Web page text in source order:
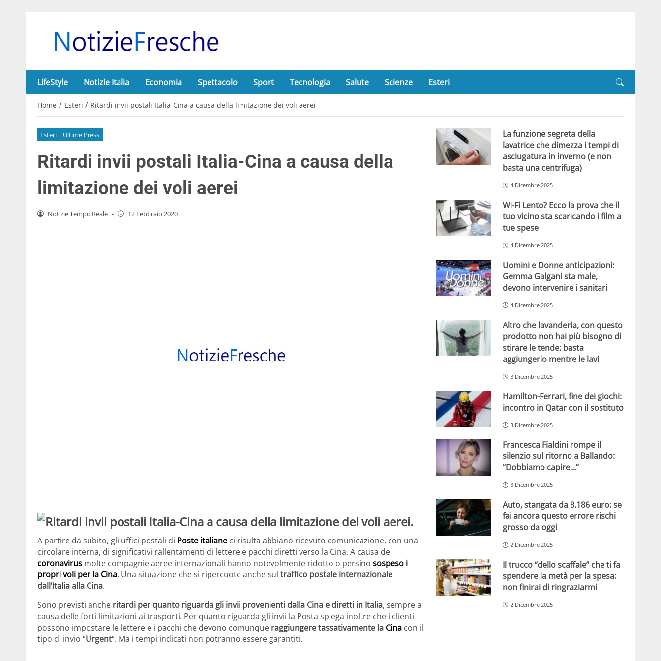
LifeStyle Notizie Italia Economia Spettacolo Sport Tecnologia Salute Scienze Esteri
Home / Esteri / Ritardi invii postali Italia-Cina a causa della limitazione dei voli aerei
Esteri Ultime Press
Ritardi invii postali Italia-Cina a causa della
limitazione dei voli aerei
Notizie Tempo Reale - 12 Febbraio 2020
A partire da subito, gli uffici postali di Poste italiane ci risulta abbiano ricevuto comunicazione, con una
circolare interna, di significativi rallentamenti di lettere e pacchi diretti verso la Cina. A causa del
coronavirus molte compagnie aeree internazionali hanno notevolmente ridotto o persino sospeso i
propri voli per la Cina. Una situazione che si ripercuote anche sul traffico postale internazionale
dall’Italia alla Cina.
Sono previsti anche ritardi per quanto riguarda gli invii provenienti dalla Cina e diretti in Italia, sempre a
causa delle forti limitazioni ai trasporti. Per quanto riguarda gli invii la Posta spiega inoltre che i clienti
possono impostare le lettere e i pacchi che devono comunque raggiungere tassativamente la Cina con il
tipo di invio “Urgent“. Ma i tempi indicati non potranno essere garantiti.
La funzione segreta della
lavatrice che dimezza i tempi di
asciugatura in inverno (e non
basta una centrifuga)
4 Dicembre 2025
Wi-Fi Lento? Ecco la prova che il
tuo vicino sta scaricando i film a
tue spese
4 Dicembre 2025
Uomini e Donne anticipazioni:
Gemma Galgani sta male,
devono intervenire i sanitari
4 Dicembre 2025
Altro che lavanderia, con questo
prodotto non hai più bisogno di
stirare le tende: basta
aggiungerlo mentre le lavi
3 Dicembre 2025
Hamilton-Ferrari, fine dei giochi:
incontro in Qatar con il sostituto
3 Dicembre 2025
Francesca Fialdini rompe il
silenzio sul ritorno a Ballando:
“Dobbiamo capire…”
3 Dicembre 2025
Auto, stangata da 8.186 euro: se
fai ancora questo errore rischi
grosso da oggi
2 Dicembre 2025
Il trucco “dello scaffale” che ti fa
spendere la metà per la spesa:
non finirai di ringraziarmi
2 Dicembre 2025